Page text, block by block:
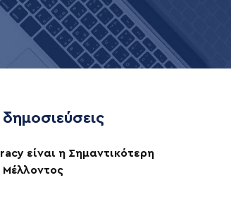
είναι η Σημαντικότερη
Μέλλοντος